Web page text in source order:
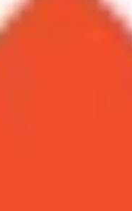
từ bây giờ.
lúa ngay từ
khi sở hữu loạt